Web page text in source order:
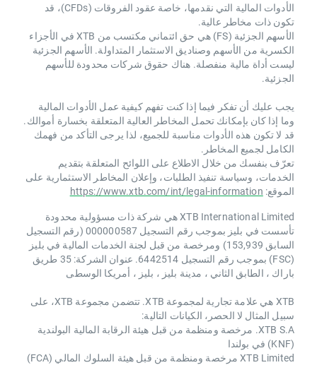
الأدوات المالية التي نقدمها، خاصة عقود الفروقات (CFDs)، قد
تكون ذات مخاطر عالية.
الأسهم الجزئية (FS) هي حق ائتماني مكتسب من XTB ​​في الأجزاء
الكسرية من الأسهم وصناديق الاستثمار المتداولة. الأسهم الجزئية
ليست أداة مالية منفصلة. هناك حقوق شركات محدودة للأسهم
الجزئية.
يجب عليك أن تفكر فيما إذا كنت تفهم كيفية عمل الأدوات المالية
وما إذا كان بإمكانك تحمل المخاطر العالية المتعلقة بخسارة أموالك.
قد لا تكون هذه الأدوات مناسبة للجميع، لذا يرجى التأكد من فهمك
الكامل لجميع المخاطر.
تعرّف بنفسك من خلال الاطلاع على اللوائح المتعلقة بتقديم
الخدمات، وسياسة تنفيذ الطلبات، وإعلان المخاطر الاستثمارية على
الموقع: https://www.xtb.com/int/legal-information
XTB International Limited هي شركة ذات مسؤولية محدودة
تأسست في بليز بموجب رقم التسجيل 000000587 (رقم التسجيل
السابق 153,939) ومرخصة من قبل لجنة الخدمات المالية في بليز
(FSC) بموجب رقم التسجيل 6442514. عنوان الشركة: 35 طريق
باراك ، الطابق الثاني ، مدينة بليز ، بليز ، أمريكا الوسطى
XTB هي علامة تجارية لمجموعة XTB. تتضمن مجموعة XTB، على
سبيل المثال لا الحصر، الكيانات التالية:
XTB S.A. مرخصة ومنظمة من قبل هيئة الرقابة المالية البولندية
(KNF) في بولندا
XTB Limited مرخصة ومنظمة من قبل هيئة السلوك المالي (FCA)